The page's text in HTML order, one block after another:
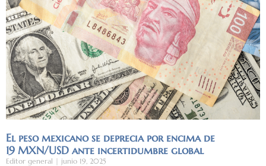
El peso mexicano se deprecia por encima de
19 MXN/USD ante incertidumbre global
Editor general junio 19, 2025